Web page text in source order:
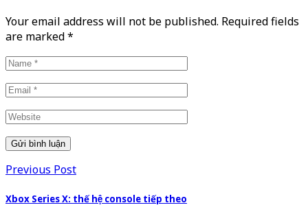
Your email address will not be published. Required fields
are marked*
Previous Post
Xbox Series X: thế hệ console tiếp theo